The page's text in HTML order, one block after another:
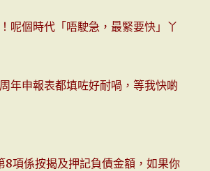
呢個時代「唔駛急，最緊要快」丫
年申報表都填咗好耐喎，等我快啲
8項係按揭及押記負債金額，如果你